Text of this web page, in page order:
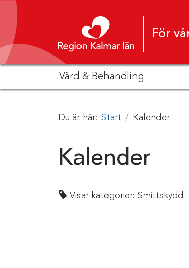
Hoppa till innehåll
För
Vård & Behandling
Du är här: Start Kalender
Kalender
Visar kategorier: Smittskydd